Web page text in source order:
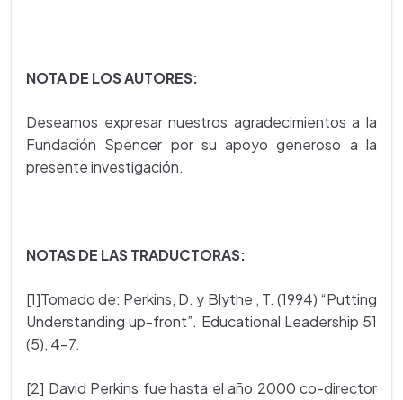
NOTA DE LOS AUTORES:
Deseamos expresar nuestros agradecimientos a la
Fundación Spencer por su apoyo generoso a la
presente investigación.
NOTAS DE LAS TRADUCTORAS:
[1]Tomado de: Perkins, D. y Blythe , T. (1994) “Putting
Understanding up-front”. Educational Leadership 51
(5), 4-7.
[2] David Perkins fue hasta el año 2000 co-director